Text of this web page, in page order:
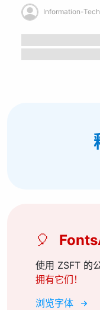
Information-Technology Promotion
🎈
使用 ZSFT 的
拥有它们！
浏览字体